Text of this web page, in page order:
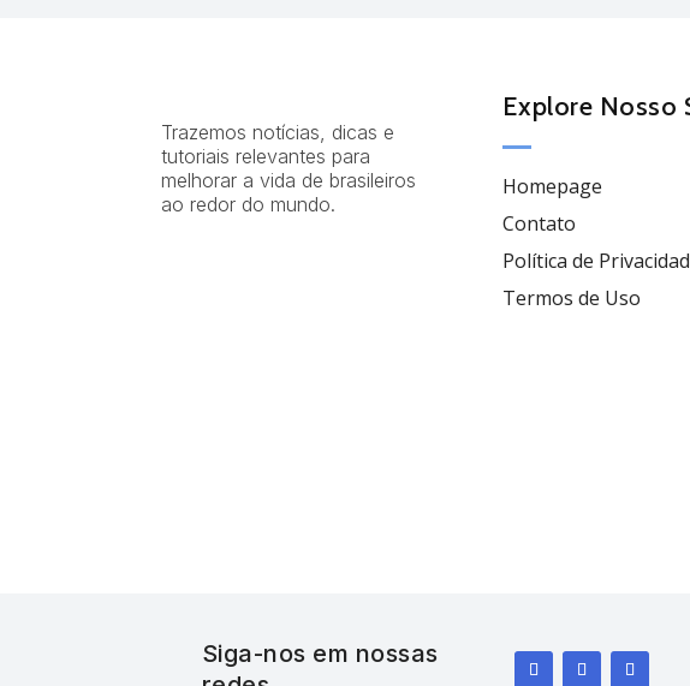
Trazemos notícias, dicas e
tutoriais relevantes para
melhorar a vida de brasileiros
ao redor do mundo.
Explore Nosso
Homepage
Contato
Política de
Termos de Uso
Siga-nos em nossas